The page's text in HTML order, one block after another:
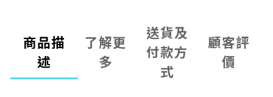
商品描
述
了解更
多
送貨及
付款方
式
顧客評
價